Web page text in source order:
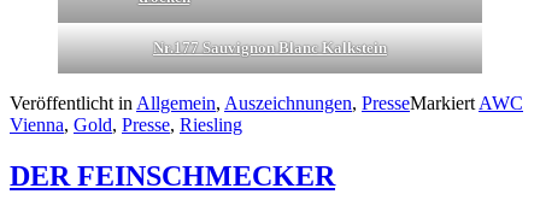
Nr.177 Sauvignon Blanc Kalkstein
Veröffentlicht in Allgemein, Auszeichnungen, PresseMarkiert AWC
Vienna, Gold, Presse, Riesling
DER FEINSCHMECKER